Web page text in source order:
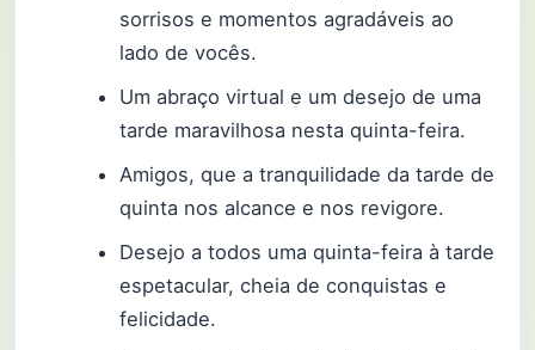
sorrisos e momentos agradáveis ao
lado de vocês.
Um abraço virtual e um desejo de uma
tarde maravilhosa nesta quinta-feira.
Amigos, que a tranquilidade da tarde de
quinta nos alcance e nos revigore.
Desejo a todos uma quinta-feira à tarde
espetacular, cheia de conquistas e
felicidade.